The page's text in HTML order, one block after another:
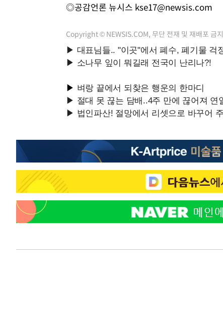
◎공감언론 뉴시스 kse17@newsis.com
Copyright © NEWSIS.COM, 무단 전재 및 재배포 금지